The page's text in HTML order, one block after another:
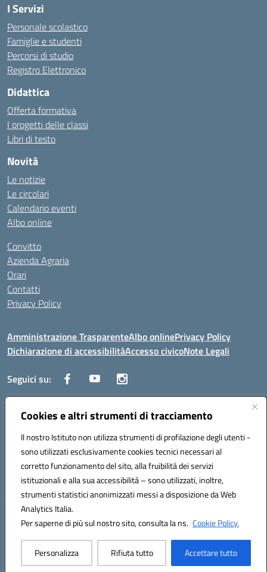
Cookies e altri strumenti di tracciamento
Il nostro Istituto non utilizza strumenti di profilazione degli utenti -
sono utilizzati esclusivamente cookies tecnici necessari al
corretto funzionamento del sito, alla fruibilità dei servizi
istituzionali e alla sua accessibilità – sono utilizzati, inoltre,
strumenti statistici anonimizzati messi a disposizione da Web
Analytics Italia.
Per saperne di più sul nostro sito, consulta la ns. Cookie Policy.
Personalizza Rifiuta tutto Accettare tutto
I Servizi
Personale scolastico
Famiglie e studenti
Percorsi di studio
Registro Elettronico
Didattica
Offerta formativa
I progetti delle classi
Libri di testo
Novità
Le notizie
Le circolari
Calendario eventi
Albo online
Convitto
Azienda Agraria
Orari
Contatti
Privacy Policy
Amministrazione TrasparenteAlbo onlinePrivacy Policy
Dichiarazione di accessibilitàAccesso civicoNote Legali
Seguici su:
Via dei Cappuccini, 5 - 60044 Fabriano (AN) - Tel. 0732 3373 - 0732
3573 - Mail: anis01700P@istruzione.it - PEC:
Codice meccanografico: ANIS01700P - Codice iPA: istsc_ANIS01700P -
C.F. 81002710424 - Codice univoco fatturazione elettronica (CUF):
UFBMDS
Hosting & Powered by 3D Solution S.r.l.
Concept & Design by Designers Italia